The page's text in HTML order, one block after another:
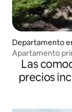
Departamento
Apartamento
Las
precios